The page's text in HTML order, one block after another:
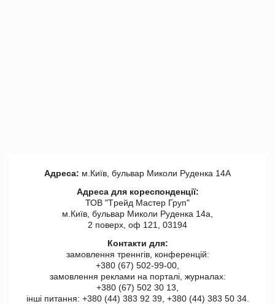
Адреса: м.Київ, бульвар Миколи Руденка 14А
Адреса для кореспонденції:
ТОВ "Tрейд Мастер Груп"
м.Київ, бульвар Миколи Руденка 14а,
2 поверх, оф 121, 03194
Контакти для:
замовлення треннгів, конференцій:
+380 (67) 502-99-00,
замовлення реклами на порталі, журналах:
+380 (67) 502 30 13,
інші питання: +380 (44) 383 92 39, +380 (44) 383 50 34.